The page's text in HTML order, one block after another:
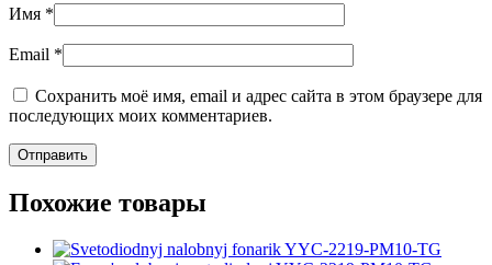
Имя *
Email *
Сохранить моё имя, email и адрес сайта в этом браузере для
последующих моих комментариев.
Похожие товары